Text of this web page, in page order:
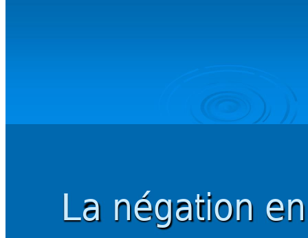
La négation